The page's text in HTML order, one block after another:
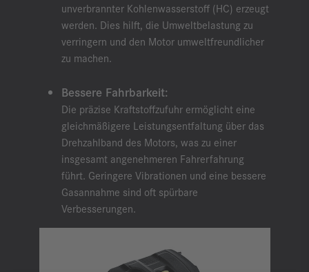
unverbrannter Kohlenwasserstoff (HC) erzeugt
werden. Dies hilft, die Umweltbelastung zu
verringern und den Motor umweltfreundlicher
zu machen.
Bessere Fahrbarkeit:
Die präzise Kraftstoffzufuhr ermöglicht eine
gleichmäßigere Leistungsentfaltung über das
Drehzahlband des Motors, was zu einer
insgesamt angenehmeren Fahrerfahrung
führt. Geringere Vibrationen und eine bessere
Gasannahme sind oft spürbare
Verbesserungen.